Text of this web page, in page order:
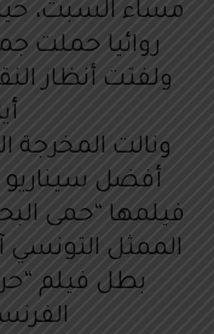
روائيا حملت
ولفتت أنظار
ونالت المخرجة
أفضل
فيلمها “حمى
الممثل
بطل فيلم